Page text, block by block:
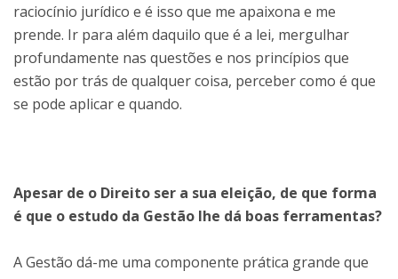
raciocínio jurídico e é isso que me apaixona e me
prende. Ir para além daquilo que é a lei, mergulhar
profundamente nas questões e nos princípios que
estão por trás de qualquer coisa, perceber como é que
se pode aplicar e quando.
Apesar de o Direito ser a sua eleição, de que forma
é que o estudo da Gestão lhe dá boas ferramentas?
A Gestão dá-me uma componente prática grande que